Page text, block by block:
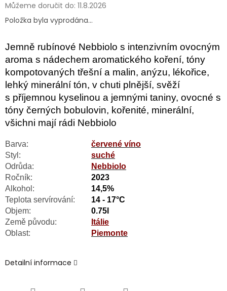
Můžeme doručit do: 11.8.2026
Položka byla vyprodána…
Jemně rubínové Nebbiolo s intenzivním ovocným
aroma s nádechem aromatického koření, tóny
kompotovaných třešní a malin, anýzu, lékořice,
lehký minerální tón, v chuti plnější, svěží
s příjemnou kyselinou a jemnými taniny, ovocné s
tóny černých bobulovin, kořenité, minerální,
všichni mají rádi Nebbiolo
Barva:
červené víno
Styl:
suché
Odrůda:
Nebbiolo
Ročník:
2023
Alkohol:
14,5%
Teplota servírování:
14 - 17°C
Objem:
0.75l
Země původu:
Itálie
Oblast:
Piemonte
Detailní informace